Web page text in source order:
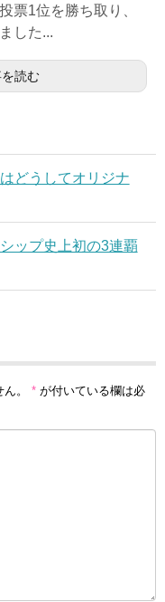
票1位を勝ち取り、
した...
読む
どうしてオリジナ
ップ史上初の3連覇
。 * が付いている欄は必